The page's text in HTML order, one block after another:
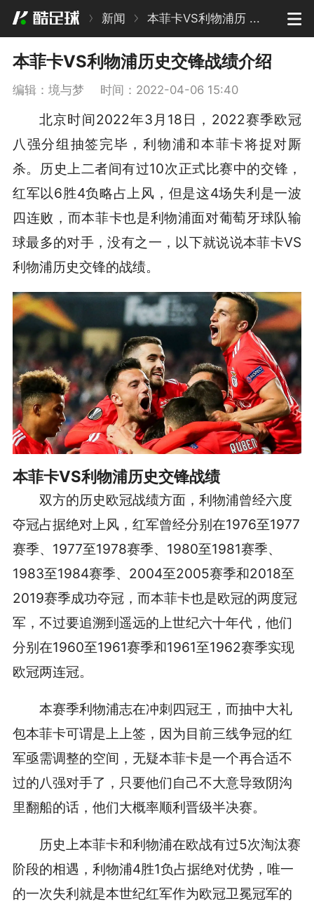
新闻 本菲卡VS利物浦历 ...
本菲卡VS利物浦历史交锋战绩介绍
编辑：境与梦 时间：2022-04-06 15:40
北京时间2022年3月18日，2022赛季欧冠
八强分组抽签完毕，利物浦和本菲卡将捉对厮
杀。历史上二者间有过10次正式比赛中的交锋，
红军以6胜4负略占上风，但是这4场失利是一波
四连败，而本菲卡也是利物浦面对葡萄牙球队输
球最多的对手，没有之一，以下就说说本菲卡VS
利物浦历史交锋的战绩。
本菲卡VS利物浦历史交锋战绩
双方的历史欧冠战绩方面，利物浦曾经六度
夺冠占据绝对上风，红军曾经分别在1976至1977
赛季、1977至1978赛季、1980至1981赛季、
1983至1984赛季、2004至2005赛季和2018至
2019赛季成功夺冠，而本菲卡也是欧冠的两度冠
军，不过要追溯到遥远的上世纪六十年代，他们
分别在1960至1961赛季和1961至1962赛季实现
欧冠两连冠。
本赛季利物浦志在冲刺四冠王，而抽中大礼
包本菲卡可谓是上上签，因为目前三线争冠的红
军亟需调整的空间，无疑本菲卡是一个再合适不
过的八强对手了，只要他们自己不大意导致阴沟
里翻船的话，他们大概率顺利晋级半决赛。
历史上本菲卡和利物浦在欧战有过5次淘汰赛
阶段的相遇，利物浦4胜1负占据绝对优势，唯一
的一次失利就是本世纪红军作为欧冠卫冕冠军的